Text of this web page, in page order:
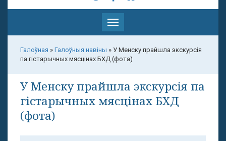
Паказаць
меню
Галоўная » Галоўныя навіны » У Менску прайшла экскурсія
па гістарычных мясцінах БХД (фота)
У Менску прайшла экскурсія па
гістарычных мясцінах БХД
(фота)